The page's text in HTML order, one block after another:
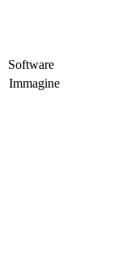
Software
Immagine